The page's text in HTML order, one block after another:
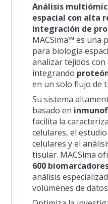
Análisis
espacial con alta
integración de
MACSima™ es una
para biología
analizar tejidos
integrando
en un solo flujo de
Su sistema
basado en
facilita la
celulares, el
celulares y el
tisular. MACSima
600
análisis
volúmenes de